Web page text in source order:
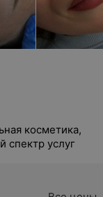
косметика,
спектр услуг